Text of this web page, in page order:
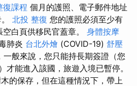
復課程 個月的護照、電子郵件地址
北投 整復 您的護照必須至少有
空白頁供移民官蓋章。 身體按摩
肺炎 台北外燴 (COVID-19) 舒壓
一般來說，您只能持長期簽證（您
才能進入該國，旅遊入境已暫停。
的保存，但在這種情況下，帶上